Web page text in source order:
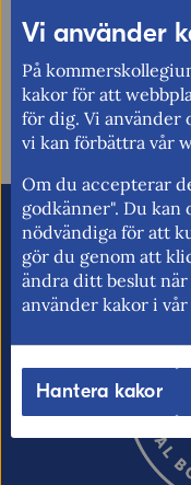
E-post (valfritt,
adressen om
Vi använder
På
kakor för att
för dig. Vi använder
vi kan förbättra vår
Om du accepterar
godkänner". Du kan
nödvändiga för att
gör du genom att
ändra ditt beslut när
använder kakor i vår
Hantera kakor